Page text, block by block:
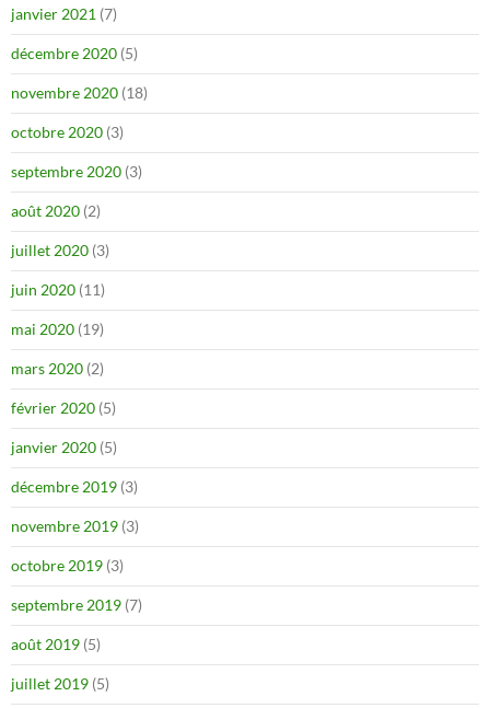
janvier 2021 (7)
décembre 2020 (5)
novembre 2020 (18)
octobre 2020 (3)
septembre 2020 (3)
août 2020 (2)
juillet 2020 (3)
juin 2020 (11)
mai 2020 (19)
mars 2020 (2)
février 2020 (5)
janvier 2020 (5)
décembre 2019 (3)
novembre 2019 (3)
octobre 2019 (3)
septembre 2019 (7)
août 2019 (5)
juillet 2019 (5)